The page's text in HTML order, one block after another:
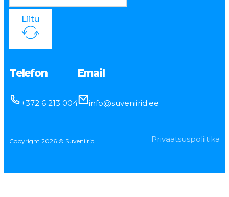
Liitu
Telefon
+372 6 213 004
Email
info@suveniirid.ee
Copyright 2026 © Suveniirid Privaatsuspoliitika